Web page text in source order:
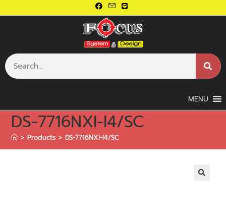
MENU
DS-7716NXI-I4/SC
> Products > DS-7716NXI-I4/SC